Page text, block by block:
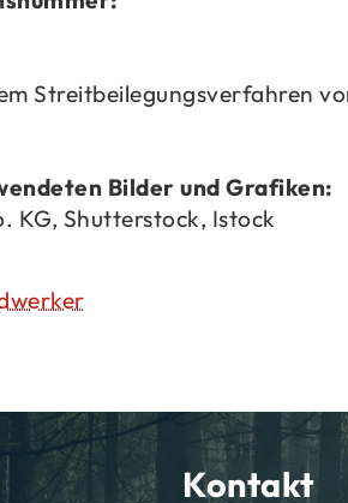
Streit­bei­le­gungs­ver­fah­ren
Bil­der und Gra­fi­ken:
KG, Shut­ter­stock, Istock
Kontakt